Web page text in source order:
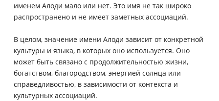
именем Алоди мало или нет. Это имя не так широко
распространено и не имеет заметных ассоциаций.
В целом, значение имени Алоди зависит от конкретной
культуры и языка, в которых оно используется. Оно
может быть связано с продолжительностью жизни,
богатством, благородством, энергией солнца или
справедливостью, в зависимости от контекста и
культурных ассоциаций.